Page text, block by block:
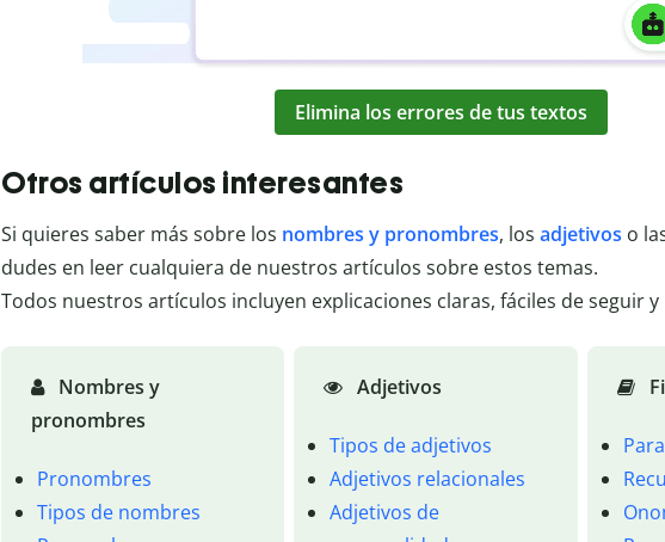
Elimina los errores de tus textos
Otros artículos interesantes
Si quieres saber más sobre los nombres y pronombres, los adjetivos o
dudes en leer cualquiera de nuestros artículos sobre estos temas.
Todos nuestros artículos incluyen explicaciones claras, fáciles de seguir
Nombres y
pronombres
Pronombres
Tipos de nombres
Adjetivos
Tipos de adjetivos
Adjetivos relacionales
Adjetivos de